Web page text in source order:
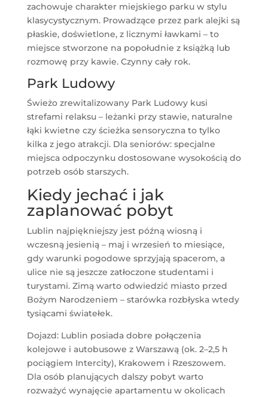
zachowuje charakter miejskiego parku w stylu
klasycystycznym. Prowadzące przez park alejki są
płaskie, doświetlone, z licznymi ławkami – to
miejsce stworzone na popołudnie z książką lub
rozmowę przy kawie. Czynny cały rok.
Park Ludowy
Świeżo zrewitalizowany Park Ludowy kusi
strefami relaksu – leżanki przy stawie, naturalne
łąki kwietne czy ścieżka sensoryczna to tylko
kilka z jego atrakcji. Dla seniorów: specjalne
miejsca odpoczynku dostosowane wysokością do
potrzeb osób starszych.
Kiedy jechać i jak
zaplanować pobyt
Lublin najpiękniejszy jest późną wiosną i
wczesną jesienią – maj i wrzesień to miesiące,
gdy warunki pogodowe sprzyjają spacerom, a
ulice nie są jeszcze zatłoczone studentami i
turystami. Zimą warto odwiedzić miasto przed
Bożym Narodzeniem – starówka rozbłyska wtedy
tysiącami światełek.
Dojazd: Lublin posiada dobre połączenia
kolejowe i autobusowe z Warszawą (ok. 2–2,5 h
pociągiem Intercity), Krakowem i Rzeszowem.
Dla osób planujących dalszy pobyt warto
rozważyć wynajęcie apartamentu w okolicach